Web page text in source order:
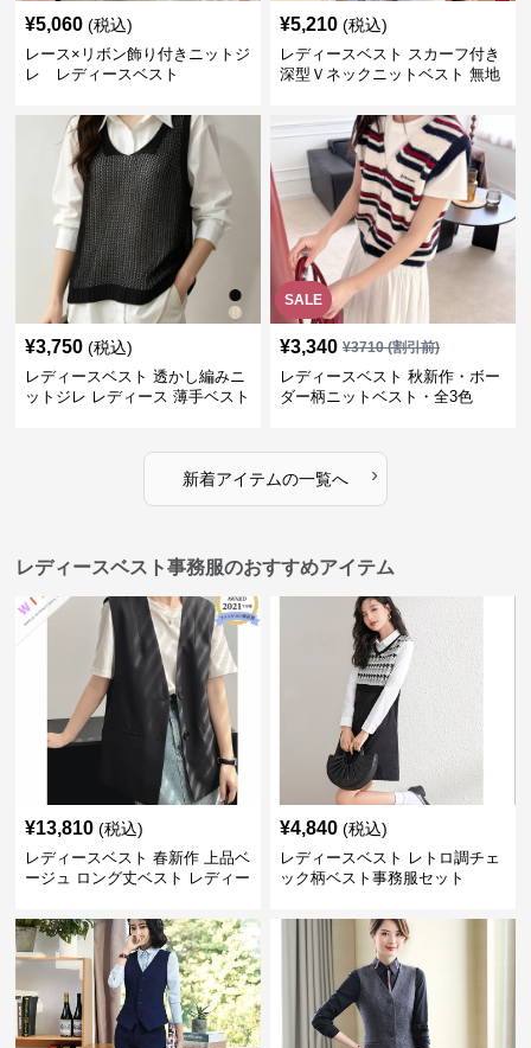
¥5,060 (税込)
レース×リボン飾り付きニットジ
レ レディースベスト
¥5,210 (税込)
レディースベスト スカーフ付き
深型Ｖネックニットベスト 無地
¥3,750 (税込)
レディースベスト 透かし編みニ
ットジレ レディース 薄手ベスト
SALE
¥3,340 ¥3710(割引前)
レディースベスト 秋新作・ボー
ダー柄ニットベスト・全3色
新着アイテムの一覧へ ›
レディースベスト事務服のおすすめアイテム
¥13,810 (税込)
レディースベスト 春新作 上品ベ
ージュ ロング丈ベスト レディー
¥4,840 (税込)
レディースベスト レトロ調チェ
ック柄ベスト事務服セット